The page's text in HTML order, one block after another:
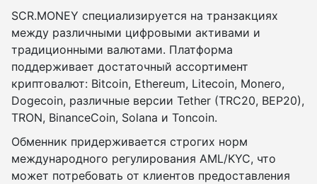
SCR.MONEY специализируется на транзакциях
между различными цифровыми активами и
традиционными валютами. Платформа
поддерживает достаточный ассортимент
криптовалют: Bitcoin, Ethereum, Litecoin, Monero,
Dogecoin, различные версии Tether (TRC20, BEP20),
TRON, BinanceCoin, Solana и Toncoin.
Обменник придерживается строгих норм
международного регулирования AML/KYC, что
может потребовать от клиентов предоставления